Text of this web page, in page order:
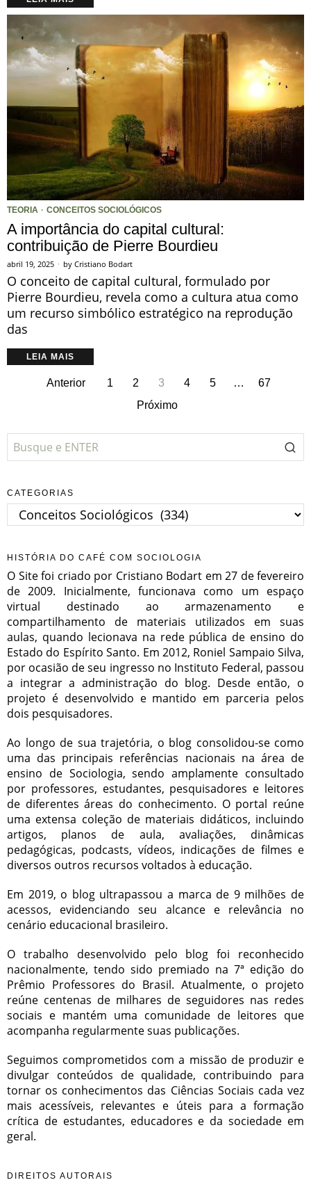
TEORIA · CONCEITOS SOCIOLÓGICOS
A importância do capital cultural:
contribuição de Pierre Bourdieu
abril 19, 2025 by Cristiano Bodart
O conceito de capital cultural, formulado por
Pierre Bourdieu, revela como a cultura atua como
um recurso simbólico estratégico na reprodução
das
LEIA MAIS
Anterior 1 2 3 4 5 …
67
Próximo
CATEGORIAS
Categorias
HISTÓRIA DO CAFÉ COM SOCIOLOGIA
O Site foi criado por Cristiano Bodart em 27 de fevereiro
de 2009. Inicialmente, funcionava como um espaço
virtual destinado ao armazenamento e
compartilhamento de materiais utilizados em suas
aulas, quando lecionava na rede pública de ensino do
Estado do Espírito Santo. Em 2012, Roniel Sampaio Silva,
por ocasião de seu ingresso no Instituto Federal, passou
a integrar a administração do blog. Desde então, o
projeto é desenvolvido e mantido em parceria pelos
dois pesquisadores.
Ao longo de sua trajetória, o blog consolidou-se como
uma das principais referências nacionais na área de
ensino de Sociologia, sendo amplamente consultado
por professores, estudantes, pesquisadores e leitores
de diferentes áreas do conhecimento. O portal reúne
uma extensa coleção de materiais didáticos, incluindo
artigos, planos de aula, avaliações, dinâmicas
pedagógicas, podcasts, vídeos, indicações de filmes e
diversos outros recursos voltados à educação.
Em 2019, o blog ultrapassou a marca de 9 milhões de
acessos, evidenciando seu alcance e relevância no
cenário educacional brasileiro.
O trabalho desenvolvido pelo blog foi reconhecido
nacionalmente, tendo sido premiado na 7ª edição do
Prêmio Professores do Brasil. Atualmente, o projeto
reúne centenas de milhares de seguidores nas redes
sociais e mantém uma comunidade de leitores que
acompanha regularmente suas publicações.
Seguimos comprometidos com a missão de produzir e
divulgar conteúdos de qualidade, contribuindo para
tornar os conhecimentos das Ciências Sociais cada vez
mais acessíveis, relevantes e úteis para a formação
crítica de estudantes, educadores e da sociedade em
geral.
DIREITOS AUTORAIS